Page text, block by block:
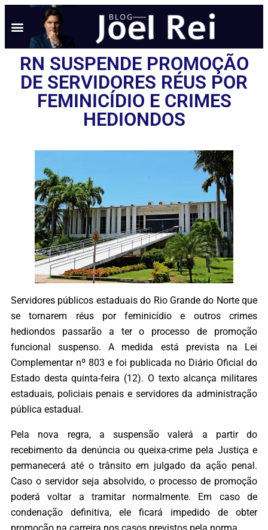
RN SUSPENDE PROMOÇÃO
DE SERVIDORES RÉUS POR
FEMINICÍDIO E CRIMES
HEDIONDOS
Servidores públicos estaduais do Rio Grande do Norte que
se tornarem réus por feminicídio e outros crimes
hediondos passarão a ter o processo de promoção
funcional suspenso. A medida está prevista na Lei
Complementar nº 803 e foi publicada no Diário Oficial do
Estado desta quinta-feira (12). O texto alcança militares
estaduais, policiais penais e servidores da administração
pública estadual.
Pela nova regra, a suspensão valerá a partir do
recebimento da denúncia ou queixa-crime pela Justiça e
permanecerá até o trânsito em julgado da ação penal.
Caso o servidor seja absolvido, o processo de promoção
poderá voltar a tramitar normalmente. Em caso de
condenação definitiva, ele ficará impedido de obter